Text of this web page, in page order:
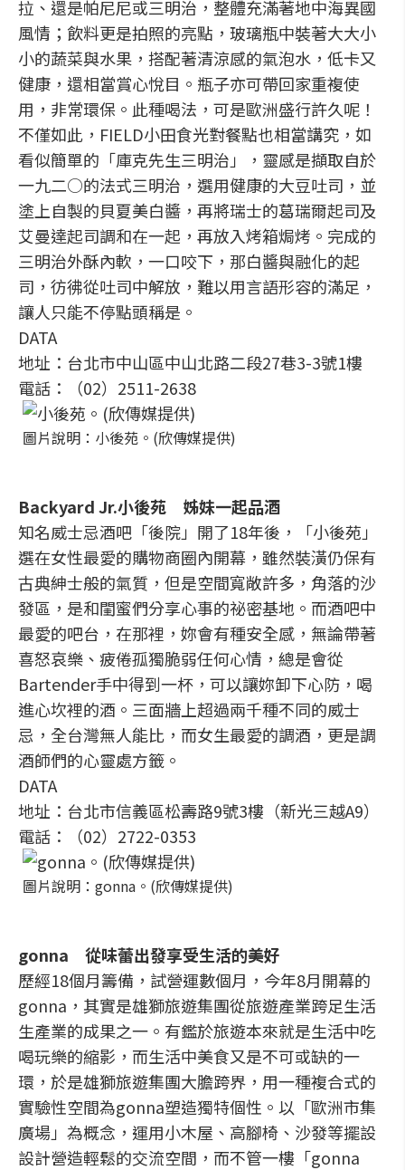
拉、還是帕尼尼或三明治，整體充滿著地中海異國
風情；飲料更是拍照的亮點，玻璃瓶中裝著大大小
小的蔬菜與水果，搭配著清涼感的氣泡水，低卡又
健康，還相當賞心悅目。瓶子亦可帶回家重複使
用，非常環保。此種喝法，可是歐洲盛行許久呢！
不僅如此，FIELD小田食光對餐點也相當講究，如
看似簡單的「庫克先生三明治」，靈感是擷取自於
一九二○的法式三明治，選用健康的大豆吐司，並
塗上自製的貝夏美白醬，再將瑞士的葛瑞爾起司及
艾曼達起司調和在一起，再放入烤箱焗烤。完成的
三明治外酥內軟，一口咬下，那白醬與融化的起
司，彷彿從吐司中解放，難以用言語形容的滿足，
讓人只能不停點頭稱是。
DATA
地址：台北市中山區中山北路二段27巷3-3號1樓
電話：（02）2511-2638
圖片說明：小後苑。(欣傳媒提供)
Backyard Jr.小後苑 姊妹一起品酒
知名威士忌酒吧「後院」開了18年後，「小後苑」
選在女性最愛的購物商圈內開幕，雖然裝潢仍保有
古典紳士般的氣質，但是空間寬敞許多，角落的沙
發區，是和閨蜜們分享心事的祕密基地。而酒吧中
最愛的吧台，在那裡，妳會有種安全感，無論帶著
喜怒哀樂、疲倦孤獨脆弱任何心情，總是會從
Bartender手中得到一杯，可以讓妳卸下心防，喝
進心坎裡的酒。三面牆上超過兩千種不同的威士
忌，全台灣無人能比，而女生最愛的調酒，更是調
酒師們的心靈處方籤。
DATA
地址：台北市信義區松壽路9號3樓（新光三越A9）
電話：（02）2722-0353
圖片說明：gonna。(欣傳媒提供)
gonna 從味蕾出發享受生活的美好
歷經18個月籌備，試營運數個月，今年8月開幕的
gonna，其實是雄獅旅遊集團從旅遊產業跨足生活
生產業的成果之一。有鑑於旅遊本來就是生活中吃
喝玩樂的縮影，而生活中美食又是不可或缺的一
環，於是雄獅旅遊集團大膽跨界，用一種複合式的
實驗性空間為gonna塑造獨特個性。以「歐洲市集
廣場」為概念，運用小木屋、高腳椅、沙發等擺設
設計營造輕鬆的交流空間，而不管一樓「gonna